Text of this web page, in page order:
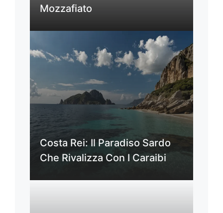
Mozzafiato
Costa Rei: Il Paradiso Sardo
Che Rivalizza Con I Caraibi